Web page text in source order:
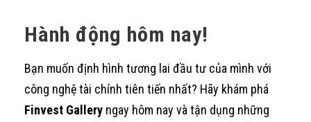
Hành động hôm nay!
Bạn muốn định hình tương lai đầu tư của mình với
công nghệ tài chính tiên tiến nhất? Hãy khám phá
Finvest Gallery ngay hôm nay và tận dụng những